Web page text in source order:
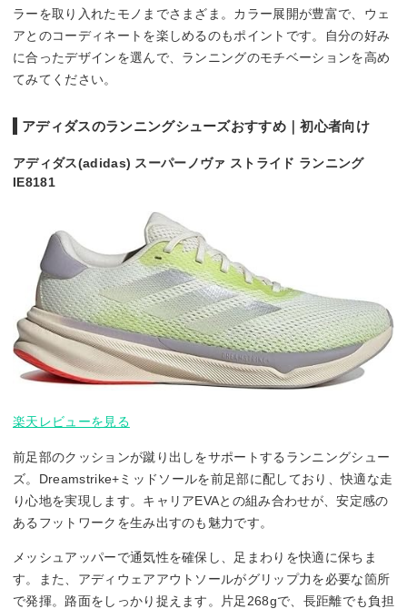
ラーを取り入れたモノまでさまざま。カラー展開が豊富で、ウェ
アとのコーディネートを楽しめるのもポイントです。自分の好み
に合ったデザインを選んで、ランニングのモチベーションを高め
てみてください。
アディダスのランニングシューズおすすめ｜初心者向け
アディダス(adidas) スーパーノヴァ ストライド ランニング
IE8181
楽天レビューを見る
前足部のクッションが蹴り出しをサポートするランニングシュー
ズ。Dreamstrike+ミッドソールを前足部に配しており、快適な走
り心地を実現します。キャリアEVAとの組み合わせが、安定感の
あるフットワークを生み出すのも魅力です。
メッシュアッパーで通気性を確保し、足まわりを快適に保ちま
す。また、アディウェアアウトソールがグリップ力を必要な箇所
で発揮。路面をしっかり捉えます。片足268gで、長距離でも負担